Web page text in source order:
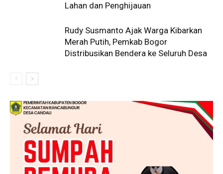
Lahan dan Penghijauan
Rudy Susmanto Ajak Warga Kibarkan
Merah Putih, Pemkab Bogor
Distribusikan Bendera ke Seluruh Desa